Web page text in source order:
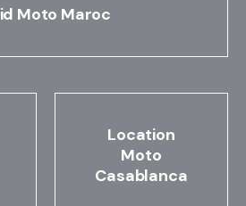
Moto Maroc
Location
Moto
Casablanca